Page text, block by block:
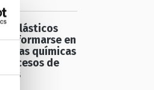
plásticos
en
químicas
de